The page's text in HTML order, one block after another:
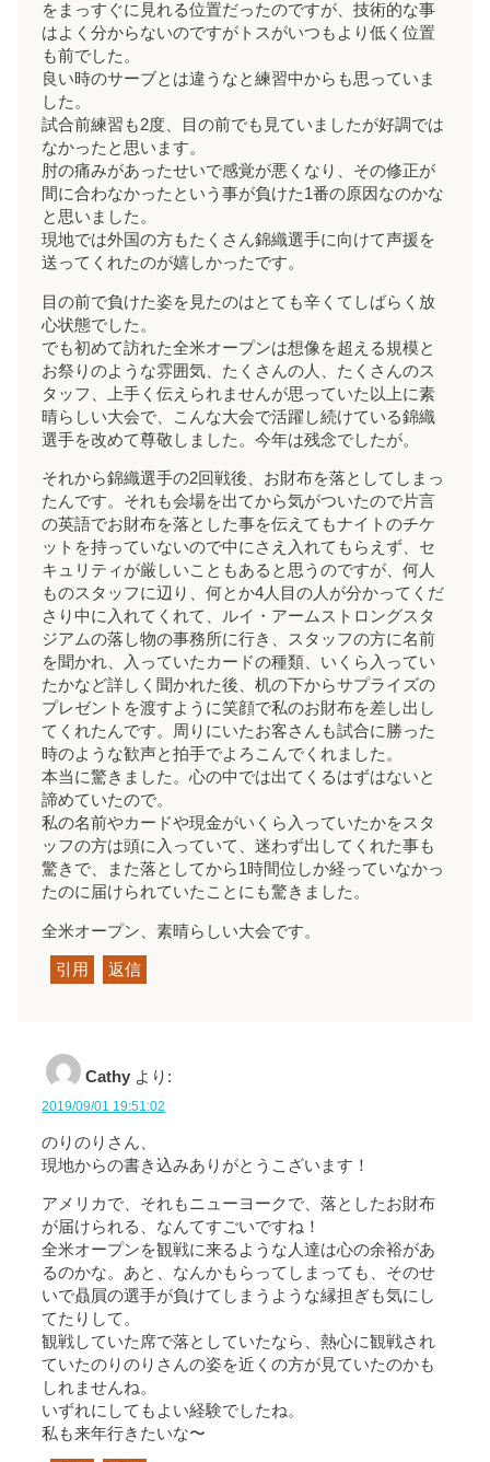
をまっすぐに見れる位置だったのですが、技術的な事
はよく分からないのですがトスがいつもより低く位置
も前でした。
良い時のサーブとは違うなと練習中からも思っていま
した。
試合前練習も2度、目の前でも見ていましたが好調では
なかったと思います。
肘の痛みがあったせいで感覚が悪くなり、その修正が
間に合わなかったという事が負けた1番の原因なのかな
と思いました。
現地では外国の方もたくさん錦織選手に向けて声援を
送ってくれたのが嬉しかったです。
目の前で負けた姿を見たのはとても辛くてしばらく放
心状態でした。
でも初めて訪れた全米オープンは想像を超える規模と
お祭りのような雰囲気、たくさんの人、たくさんのス
タッフ、上手く伝えられませんが思っていた以上に素
晴らしい大会で、こんな大会で活躍し続けている錦織
選手を改めて尊敬しました。今年は残念でしたが。
それから錦織選手の2回戦後、お財布を落としてしまっ
たんです。それも会場を出てから気がついたので片言
の英語でお財布を落とした事を伝えてもナイトのチケ
ットを持っていないので中にさえ入れてもらえず、セ
キュリティが厳しいこともあると思うのですが、何人
ものスタッフに辺り、何とか4人目の人が分かってくだ
さり中に入れてくれて、ルイ・アームストロングスタ
ジアムの落し物の事務所に行き、スタッフの方に名前
を聞かれ、入っていたカードの種類、いくら入ってい
たかなど詳しく聞かれた後、机の下からサプライズの
プレゼントを渡すように笑顔で私のお財布を差し出し
てくれたんです。周りにいたお客さんも試合に勝った
時のような歓声と拍手でよろこんでくれました。
本当に驚きました。心の中では出てくるはずはないと
諦めていたので。
私の名前やカードや現金がいくら入っていたかをスタ
ッフの方は頭に入っていて、迷わず出してくれた事も
驚きで、また落としてから1時間位しか経っていなかっ
たのに届けられていたことにも驚きました。
全米オープン、素晴らしい大会です。
引用 返信
Cathy より:
2019/09/01 19:51:02
のりのりさん、
現地からの書き込みありがとうこざいます！
アメリカで、それもニューヨークで、落としたお財布
が届けられる、なんてすごいですね！
全米オープンを観戦に来るような人達は心の余裕があ
るのかな。あと、なんかもらってしまっても、そのせ
いで贔屓の選手が負けてしまうような縁担ぎも気にし
てたりして。
観戦していた席で落としていたなら、熱心に観戦され
ていたのりのりさんの姿を近くの方が見ていたのかも
しれませんね。
いずれにしてもよい経験でしたね。
私も来年行きたいな〜